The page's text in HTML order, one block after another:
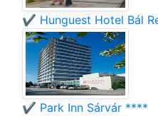
✔️ Hunguest Hotel Bál
✔️ Park Inn Sárvár ****